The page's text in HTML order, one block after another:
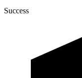
Success